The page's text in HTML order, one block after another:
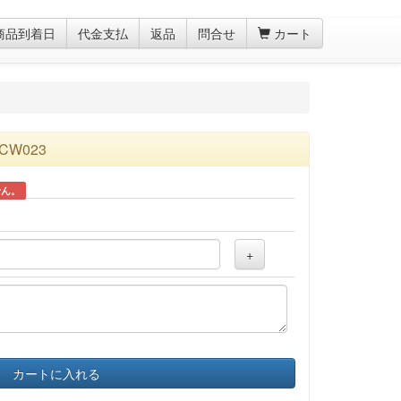
品到着日 代金支払 返品 問合せ カート
。
+
カートに入れる